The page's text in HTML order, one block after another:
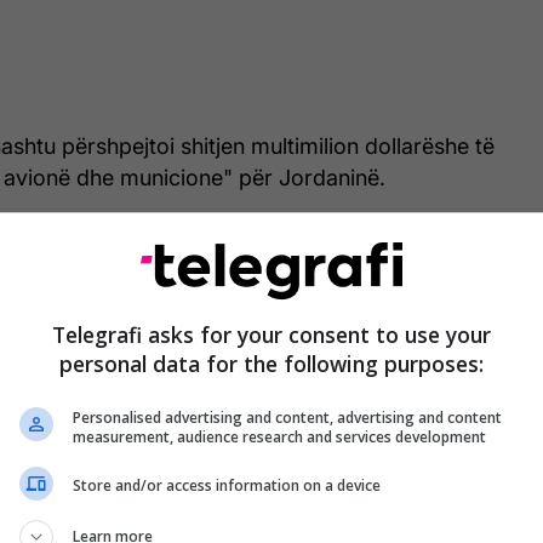
përshpejtoi shitjen multimilion dollarëshe të
dhe municione" për Jordaninë.
publikuara të enjten nga Departamenti i Shtetit,
ka përcaktuar dhe ka dhënë justifikim të detajuar
që kërkon shitjen e menjëhershme" të
për të tre kombet, "duke hequr dorë kështu
të Kongresit".
Ushtria izraelite: Goditëm korvetën
Telegrafi asks for your consent to use your
personal data for the following purposes:
Personalised advertising and content, advertising and content
measurement, audience research and services development
Store and/or access information on a device
Learn more